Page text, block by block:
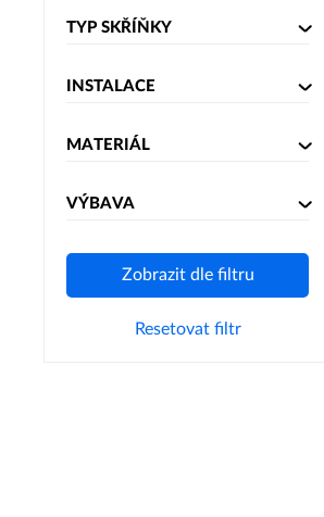
TYP SKŘÍŇKY
INSTALACE
MATERIÁL
VÝBAVA
Zobrazit dle filtru
Resetovat filtr